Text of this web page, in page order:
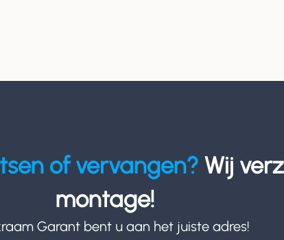
of vervangen? Wij
montage!
Garant bent u aan het juiste adres!